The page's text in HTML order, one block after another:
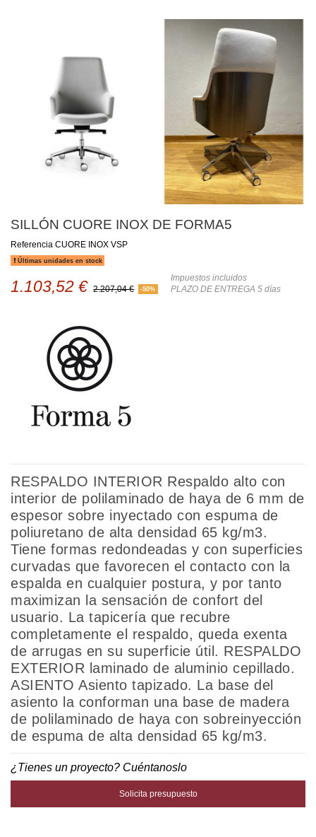
SILLÓN CUORE INOX DE FORMA5
Referencia CUORE INOX VSP
Últimas unidades en stock
1.103,52 € 2.207,04 € -50%
Impuestos incluidos
PLAZO DE ENTREGA 5 días
RESPALDO INTERIOR Respaldo alto con
interior de polilaminado de haya de 6 mm de
espesor sobre inyectado con espuma de
poliuretano de alta densidad 65 kg/m3.
Tiene formas redondeadas y con superficies
curvadas que favorecen el contacto con la
espalda en cualquier postura, y por tanto
maximizan la sensación de confort del
usuario. La tapicería que recubre
completamente el respaldo, queda exenta
de arrugas en su superficie útil. RESPALDO
EXTERIOR laminado de aluminio cepillado.
ASIENTO Asiento tapizado. La base del
asiento la conforman una base de madera
de polilaminado de haya con sobreinyección
de espuma de alta densidad 65 kg/m3.
¿Tienes un proyecto? Cuéntanoslo
Solicita presupuesto